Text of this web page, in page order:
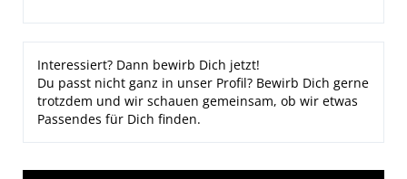
Interessiert? Dann bewirb Dich jetzt!
Du passt nicht ganz in unser Profil? Bewirb Dich gerne
trotzdem und wir schauen gemeinsam, ob wir etwas
Passendes für Dich finden.